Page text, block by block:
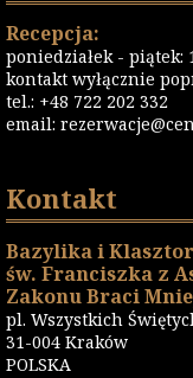
Recepcja:
poniedziałek - piątek:
kontakt wyłącznie
tel.: +48 722 202 332
email:
Kontakt
Bazylika i Klasztor
św. Franciszka z
Zakonu Braci
pl. Wszystkich
31-004 Kraków
POLSKA